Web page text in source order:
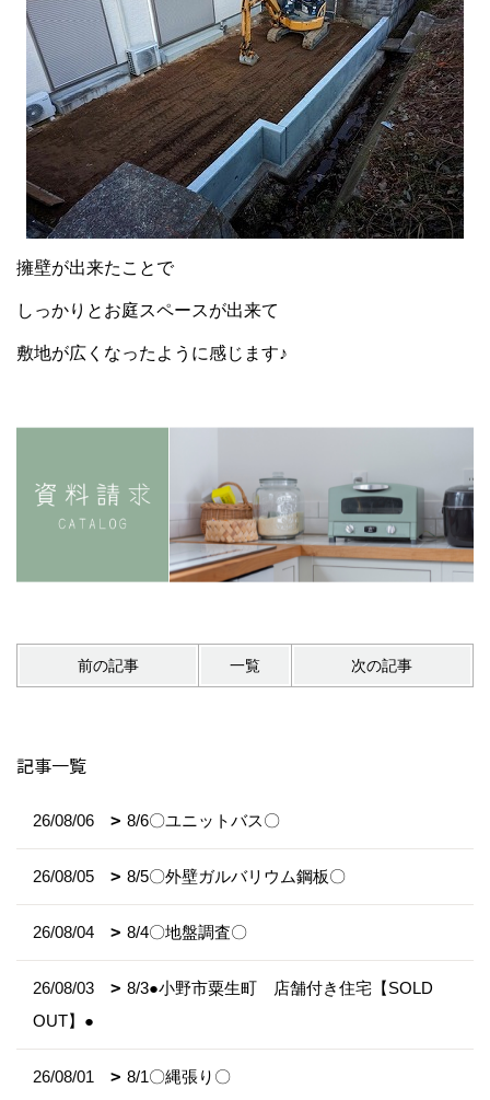
擁壁が出来たことで
しっかりとお庭スペースが出来て
敷地が広くなったように感じます♪
前の記事 一覧 次の記事
記事一覧
26/08/06 8/6〇ユニットバス〇
26/08/05 8/5〇外壁ガルバリウム鋼板〇
26/08/04 8/4〇地盤調査〇
26/08/03
8/3●小野市粟生町 店舗付き住宅【SOLD
OUT】●
26/08/01 8/1〇縄張り〇